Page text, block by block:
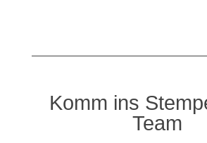
Komm ins
Team